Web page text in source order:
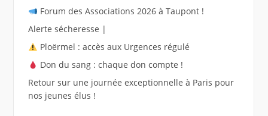
Forum des Associations 2026 à Taupont !
Alerte sécheresse |
Ploërmel : accès aux Urgences régulé
Don du sang : chaque don compte !
Retour sur une journée exceptionnelle à Paris pour
nos jeunes élus !